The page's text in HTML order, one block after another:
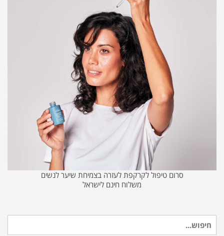
סרום טיפול לקרקפת לעזרה בצמיחת שיער לנשים
משלוח חינם לישראל
עבור: